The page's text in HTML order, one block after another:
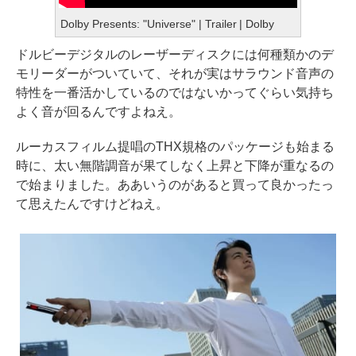
Dolby Presents: "Universe" | Trailer | Dolby
ドルビーデジタルのレーザーディスクには何種類かのデ
モリーダーがついていて、それが実はサラウンド音声の
特性を一番活かしているのではないかってぐらい気持ち
よく音が回るんですよねえ。
ルーカスフィルム提唱のTHX規格のパッケージも始まる
時に、太い無階調音が果てしなく上昇と下降が重なるの
で始まりました。ああいうのがあると買って良かったっ
て思えたんですけどねえ。